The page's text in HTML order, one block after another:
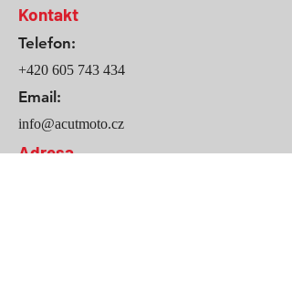
Kontakt
Telefon:
+420 605 743 434
Email:
info@acutmoto.cz
Adresa